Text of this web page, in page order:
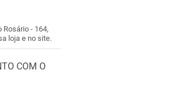
- 164,
loja e no site.
COM O